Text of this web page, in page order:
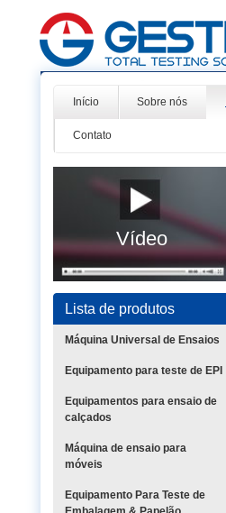
Início Sobre nós
Contato
Vídeo
Lista de produtos
Máquina Universal de Ensaios
Equipamento para teste de EPI
Equipamentos para ensaio de
calçados
Máquina de ensaio para
móveis
Equipamento Para Teste de